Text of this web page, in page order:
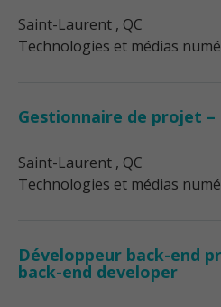
Saint-Laurent , QC
Technologies et médias
Gestionnaire de projet –
Saint-Laurent , QC
Technologies et médias
Développeur back-end
back-end developer